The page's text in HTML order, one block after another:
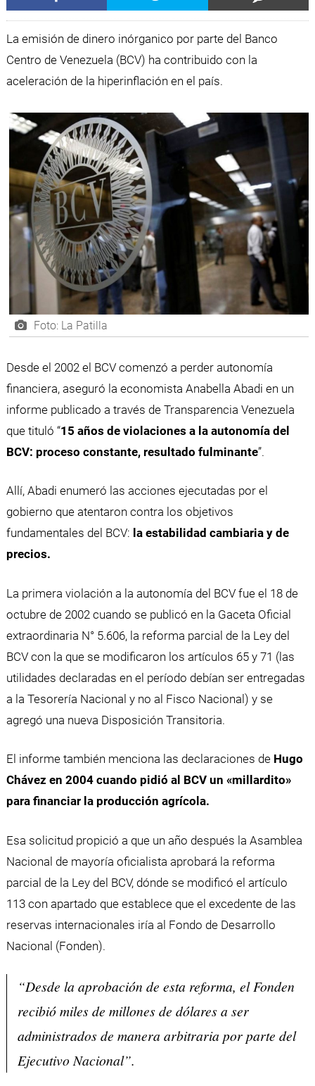
La emisión de dinero inórganico por parte del Banco
Centro de Venezuela (BCV) ha contribuido con la
aceleración de la hiperinflación en el país.
Foto: La Patilla
Desde el 2002 el BCV comenzó a perder autonomía
financiera, aseguró la economista Anabella Abadi en un
informe publicado a través de Transparencia Venezuela
que tituló “15 años de violaciones a la autonomía del
BCV: proceso constante, resultado fulminante”.
Allí, Abadi enumeró las acciones ejecutadas por el
gobierno que atentaron contra los objetivos
fundamentales del BCV: la estabilidad cambiaria y de
precios.
La primera violación a la autonomía del BCV fue el 18 de
octubre de 2002 cuando se publicó en la Gaceta Oficial
extraordinaria N° 5.606, la reforma parcial de la Ley del
BCV con la que se modificaron los artículos 65 y 71 (las
utilidades declaradas en el período debían ser entregadas
a la Tesorería Nacional y no al Fisco Nacional) y se
agregó una nueva Disposición Transitoria.
El informe también menciona las declaraciones de Hugo
Chávez en 2004 cuando pidió al BCV un «millardito»
para financiar la producción agrícola.
Esa solicitud propició a que un año después la Asamblea
Nacional de mayoría oficialista aprobará la reforma
parcial de la Ley del BCV, dónde se modificó el artículo
113 con apartado que establece que el excedente de las
reservas internacionales iría al Fondo de Desarrollo
Nacional (Fonden).
“Desde la aprobación de esta reforma, el Fonden
recibió miles de millones de dólares a ser
administrados de manera arbitraria por parte del
Ejecutivo Nacional”.